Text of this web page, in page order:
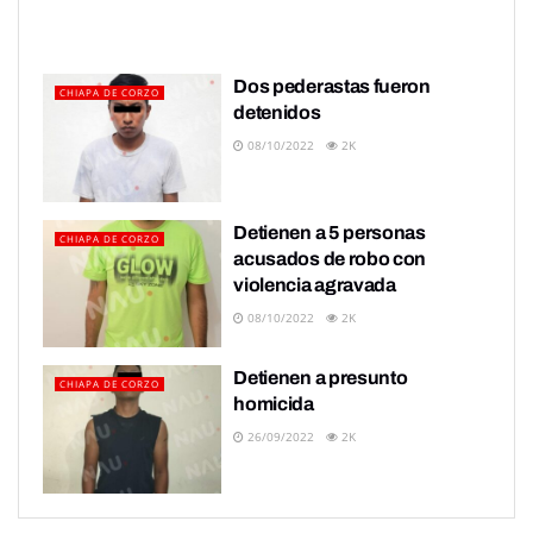
CHIAPA DE CORZO
Dos pederastas fueron
detenidos
08/10/2022 2K
CHIAPA DE CORZO
Detienen a 5 personas
acusados de robo con
violencia agravada
08/10/2022 2K
CHIAPA DE CORZO
Detienen a presunto
homicida
26/09/2022 2K